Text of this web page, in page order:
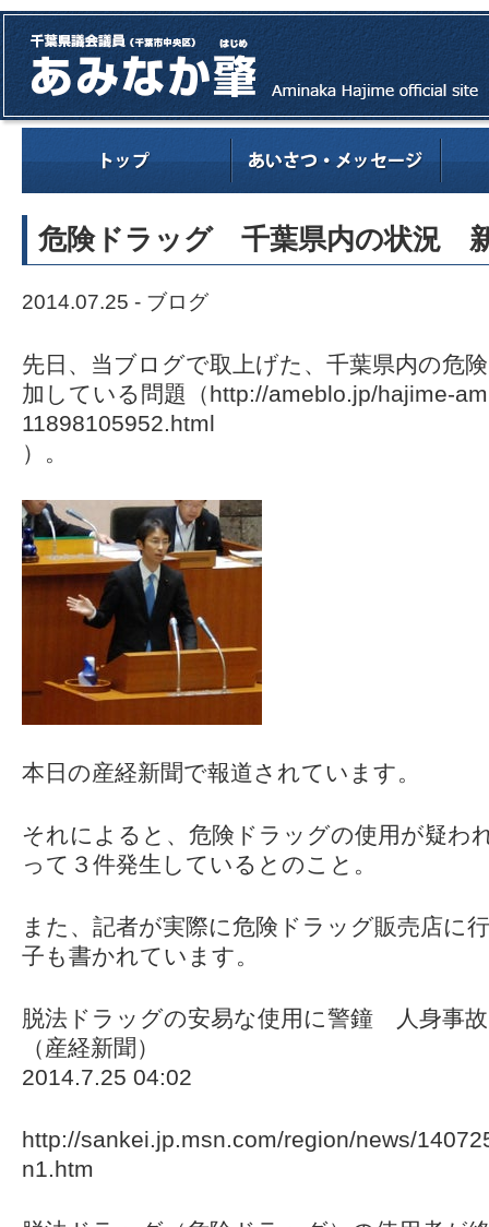
危険ドラッグ 千葉県内の状況
2014.07.25 - ブログ
先日、当ブログで取上げた、千葉県内の危
加している問題（http://ameblo.jp/hajime-
11898105952.html
）。
本日の産経新聞で報道されています。
それによると、危険ドラッグの使用が疑わ
って３件発生しているとのこと。
また、記者が実際に危険ドラッグ販売店に
子も書かれています。
脱法ドラッグの安易な使用に警鐘 人身事
（産経新聞）
2014.7.25 04:02
http://sankei.jp.msn.com/region/news/
n1.htm